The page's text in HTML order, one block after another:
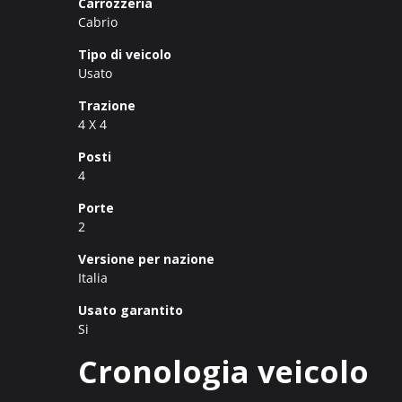
Cabrio
Tipo di veicolo
Usato
Trazione
4 X 4
Posti
4
Porte
2
Versione per nazione
Italia
Usato garantito
Si
Cronologia veicolo